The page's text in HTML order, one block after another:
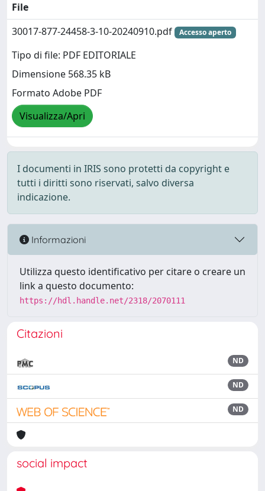
File
30017-877-24458-3-10-20240910.pdf
Accesso aperto
Tipo di file: PDF EDITORIALE
Dimensione 568.35 kB
Formato Adobe PDF
Visualizza/Apri
I documenti in IRIS sono protetti da copyright e
tutti i diritti sono riservati, salvo diversa
indicazione.
Informazioni
Utilizza questo identificativo per citare o creare un
link a questo documento:
https://hdl.handle.net/2318/2070111
Citazioni
ND
ND
ND
social impact